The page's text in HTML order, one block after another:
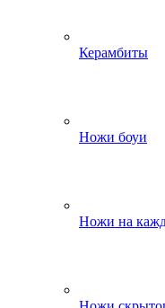
Керамбиты
Ножи боуи
Ножи на